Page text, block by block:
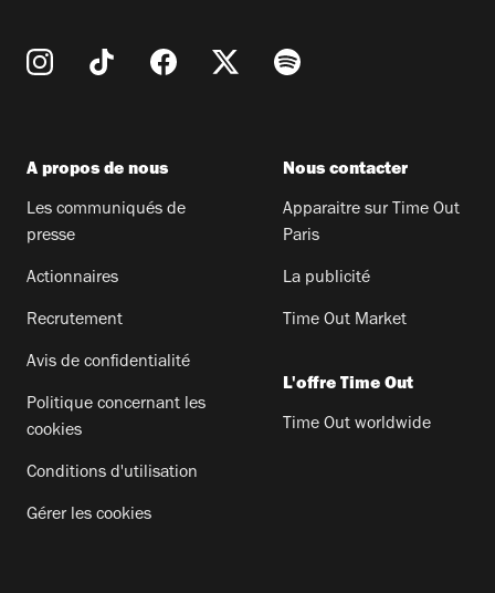
A propos de nous
Les communiqués de
presse
Actionnaires
Recrutement
Avis de confidentialité
Politique concernant les
cookies
Conditions d'utilisation
Gérer les cookies
Nous contacter
Apparaitre sur Time Out
Paris
La publicité
Time Out Market
L'offre Time Out
Time Out worldwide